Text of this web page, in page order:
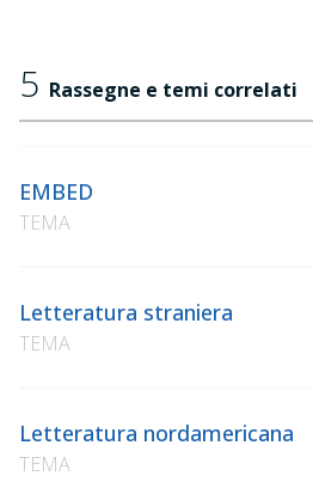
5 Rassegne e temi correlati
EMBED
TEMA
Letteratura straniera
TEMA
Letteratura nordamericana
TEMA